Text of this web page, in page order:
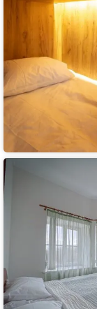
Апартаменты
Ульберг